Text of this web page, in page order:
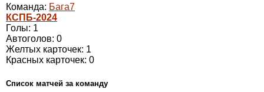
Команда: Бага7
КСПБ-2024
Голы: 1
Автоголов: 0
Желтых карточек: 1
Красных карточек: 0
Cписок матчей за команду